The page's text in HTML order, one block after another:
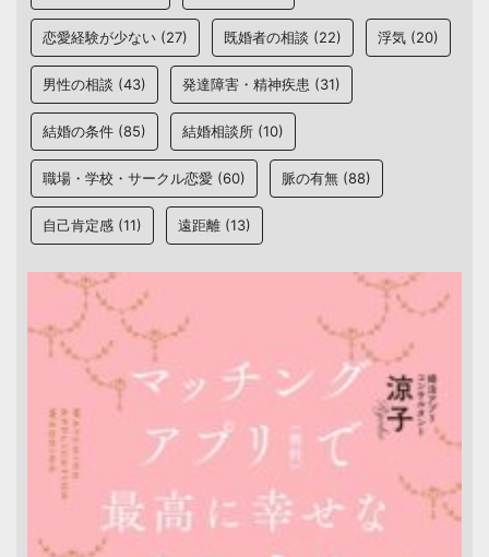
恋愛経験が少ない (27) 既婚者の相談 (22) 浮気 (20)
男性の相談 (43) 発達障害・精神疾患 (31)
結婚の条件 (85) 結婚相談所 (10)
職場・学校・サークル恋愛 (60) 脈の有無 (88)
自己肯定感 (11) 遠距離 (13)